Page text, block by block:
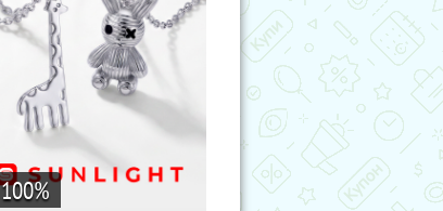
100%